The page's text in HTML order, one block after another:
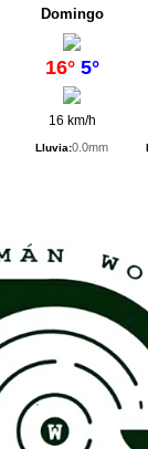
Domingo
16° 5°
16 km/h
Lluvia:0.0mm